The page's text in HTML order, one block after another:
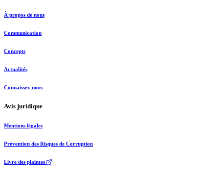
À propos de nous
Communication
Concepts
Actualités
Connaissez-nous
Avis juridique
Mentions légales
Prévention des Risques de Corruption
Livre des plaintes